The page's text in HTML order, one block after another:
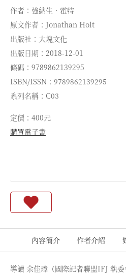
作者：強納生．霍特
原文作者：Jonathan Holt
出版社：大塊文化
出版日期：2018-12-01
條碼：9789862139295
ISBN/ISSN：9789862139295
系列名稱：C03
定價：400元
購買電子書
內容簡介 作者介紹
導讀 余佳璋（國際記者聯盟IFJ 執